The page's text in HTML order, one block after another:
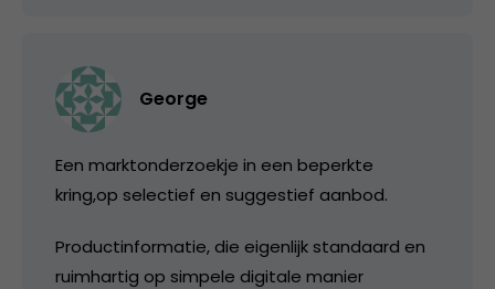
George
Een marktonderzoekje in een beperkte
kring,op selectief en suggestief aanbod.
Productinformatie, die eigenlijk standaard en
ruimhartig op simpele digitale manier